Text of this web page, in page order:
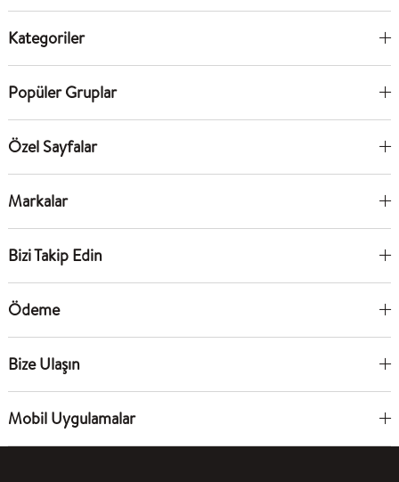
Kategoriler
Popüler Gruplar
Özel Sayfalar
Markalar
Bizi Takip Edin
Ödeme
Bize Ulaşın
Mobil Uygulamalar